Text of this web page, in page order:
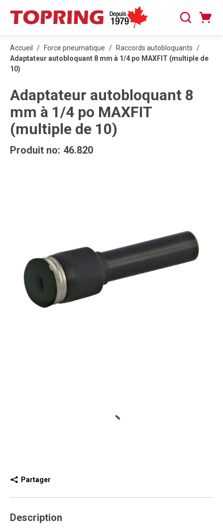
PASSER AU CONTENU PRINCIPAL
Recherche
Accueil / Force pneumatique / Raccords autobloquants /
Adaptateur autobloquant 8 mm à 1/4 po MAXFIT (multiple de
10)
Adaptateur autobloquant 8
mm à 1/4 po MAXFIT
(multiple de 10)
Produit no: 46.820
Partager
Description